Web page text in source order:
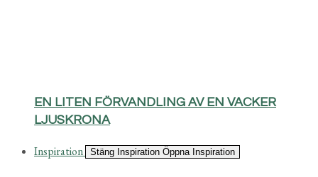
EN LITEN FÖRVANDLING AV EN VACKER
LJUSKRONA
Inspiration Stäng Inspiration Öppna Inspiration